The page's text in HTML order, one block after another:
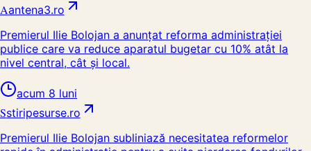
Aantena3.ro
Premierul Ilie Bolojan a anunțat reforma administrației
publice care va reduce aparatul bugetar cu 10% atât la
nivel central, cât și local.
acum 8 luni
Sstiripesurse.ro
Premierul Ilie Bolojan subliniază necesitatea reformelor